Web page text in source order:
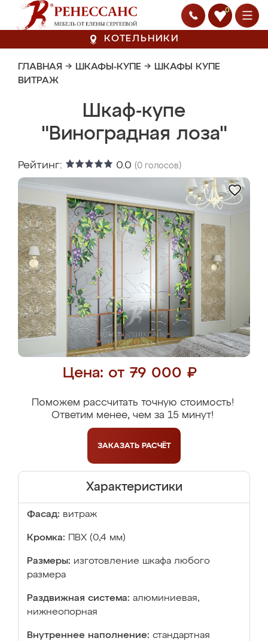
0
КОТЕЛЬНИКИ
ГЛАВНАЯ → ШКАФЫ-КУПЕ → ШКАФЫ КУПЕ
ВИТРАЖ
Шкаф-купе
"Виноградная лоза"
Рейтинг: 0.0 (0 голосов)
Цена: от 79 000 ₽
Поможем рассчитать точную стоимость!
Ответим менее, чем за 15 минут!
ЗАКАЗАТЬ РАСЧЁТ
Характеристики
Фасад: витраж
Кромка: ПВХ (0,4 мм)
Размеры: изготовление шкафа любого
размера
Раздвижная система: алюминиевая,
нижнеопорная
Внутреннее наполнение: стандартная